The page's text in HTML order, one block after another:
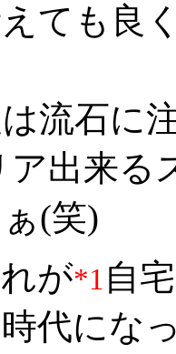
ても良
流石に
ア出来る
(笑)
が*1自
代にな